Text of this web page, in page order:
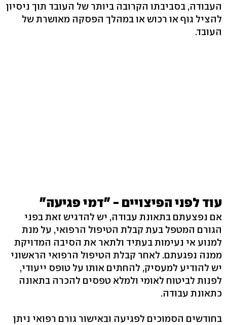
העבודה, בסביבתו הקרובה ביותר של העובד תוך ניסיון
להציל גוף או רכוש או במהלך הפסקה מאושרת של
העובד.
עוד לפני הפיצויים - "דמי פגיעה"
אם נפצעתם בתאונת עבודה, יש להדגיש זאת בפני
הגורם המטפל בעת קבלת הטיפול הרפואי, על מנת
למנוע אי נעימות בעתיד ולתאר את הסיבה המדויקת
ממנה נפגעתם. לאחר קבלת הטיפול הרפואי הראשוני
יש להודיע למעסיק, להחתים אותו על טופס ייעודי,
לפנות לביטוח לאומי ולמלא טפסים להכרה בתאונה
כתאונת עבודה.
בחודשים הסמוכים לפגיעה ובאישור גורם רפואי ניתן